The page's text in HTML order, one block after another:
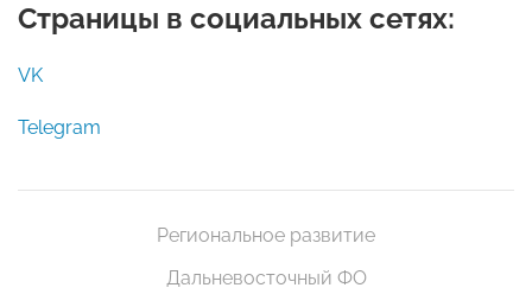
Страницы в социальных сетях:
VK
Telegram
Региональное развитие
Дальневосточный ФО